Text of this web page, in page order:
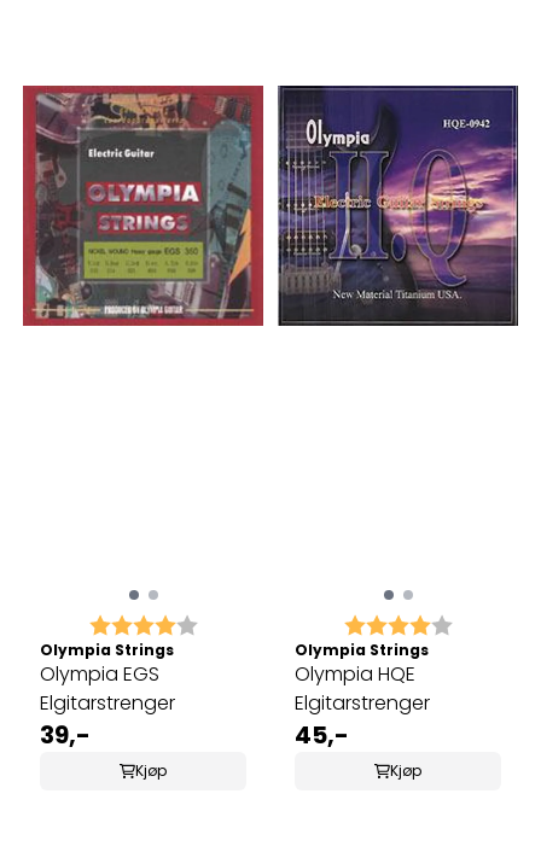
Karakter: 4.0 av 5 mulige
Olympia Strings
Olympia EGS
Elgitarstrenger
39,-
Kjøp
Karakter: 4.0 av 5
Olympia Strings
Olympia HQE
Elgitarstrenger
45,-
Kjøp